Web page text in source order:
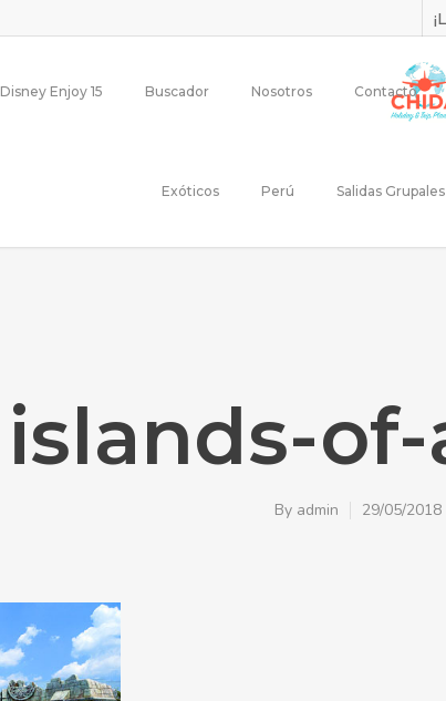
Disney Enjoy 15 Buscador Nosotros Contacto
Exóticos Perú Salidas Grupales
islands-
By admin 29/05/2018